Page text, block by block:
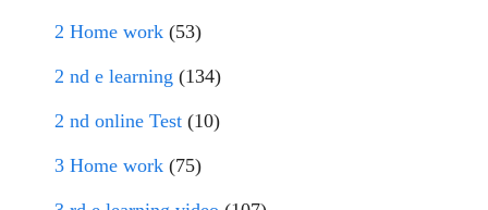
2 Home work (53)
2 nd e learning (134)
2 nd online Test (10)
3 Home work (75)